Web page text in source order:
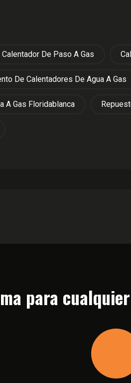
Calentador De Paso A Gas
De Calentadores De Agua A Gas
A Gas Floridablanca
para